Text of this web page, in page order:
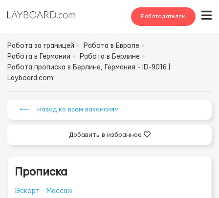
Работодателям
Работа за границей
Работа в Европе
Работа в Германии
Работа в Берлине
Работа прописка в Берлине, Германия - ID-9016 |
Layboard.com
⟵ Назад ко всем вакансиям
Добавить в избранное
Прописка
Эскорт - Массаж